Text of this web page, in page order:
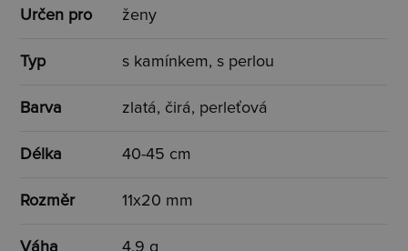
Určen pro ženy
Typ s kamínkem, s perlou
Barva zlatá, čirá, perleťová
Délka 40-45 cm
Rozměr 11x20 mm
Váha 4,9 g